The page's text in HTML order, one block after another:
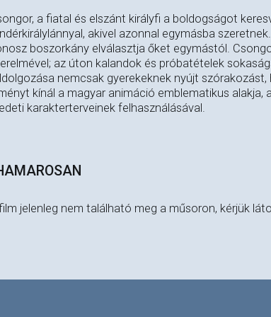
a fiatal és elszánt királyfi a boldogságot
akivel azonnal egymásba
boszorkány elválasztja őket egymástól.
az úton kalandok és próbatételek
nemcsak gyerekeknek nyújt
kínál a magyar animáció emblematikus alakja,
karakterterveinek felhasználásával.
jelenleg nem található meg a műsoron, kérjük